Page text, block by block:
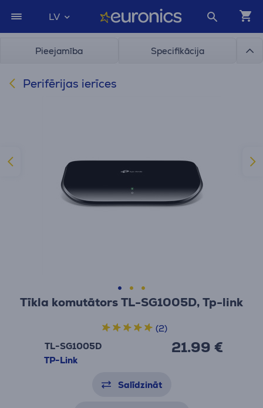
LV
Pieejamība Specifikācija
Perifērijas ierīces
Tīkla komutātors TL-SG1005D, Tp-link
TL-SG1005D
TP-Link
21.99 €
(2)
Salīdzināt